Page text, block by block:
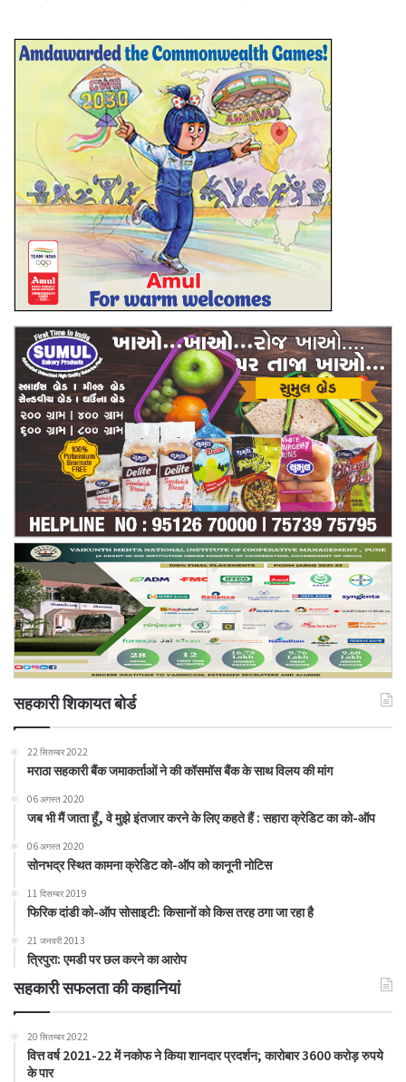
सहकारी शिकायत बोर्ड
22 सितम्बर 2022
मराठा सहकारी बैंक जमाकर्ताओं ने की कॉसमॉस बैंक के साथ विलय की मांग
06 अगस्त 2020
जब भी मैं जाता हूँ, वे मुझे इंतजार करने के लिए कहते हैं : सहारा क्रेडिट का को-ऑप
06 अगस्त 2020
सोनभद्र स्थित कामना क्रेडिट को-ऑप को कानूनी नोटिस
11 दिसम्बर 2019
फिरिक दांडी को-ऑप सोसाइटी: किसानों को किस तरह ठगा जा रहा है
21 जनवरी 2013
त्रिपुरा: एमडी पर छल करने का आरोप
सहकारी सफलता की कहानियां
20 सितम्बर 2022
वित्त वर्ष 2021-22 में नकोफ ने किया शानदार प्रदर्शन; कारोबार 3600 करोड़ रुपये
के पार